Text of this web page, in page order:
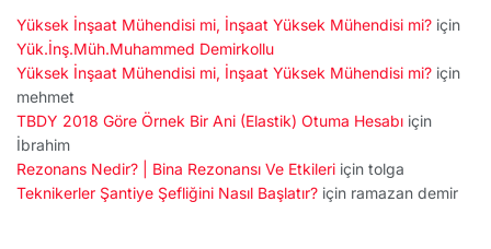
Yüksek İnşaat Mühendisi mi, İnşaat Yüksek Mühendisi mi? için
Yük.İnş.Müh.Muhammed Demirkollu
Yüksek İnşaat Mühendisi mi, İnşaat Yüksek Mühendisi mi? için
mehmet
TBDY 2018 Göre Örnek Bir Ani (Elastik) Otuma Hesabı için
İbrahim
Rezonans Nedir? | Bina Rezonansı Ve Etkileri için tolga
Teknikerler Şantiye Şefliğini Nasıl Başlatır? için ramazan demir